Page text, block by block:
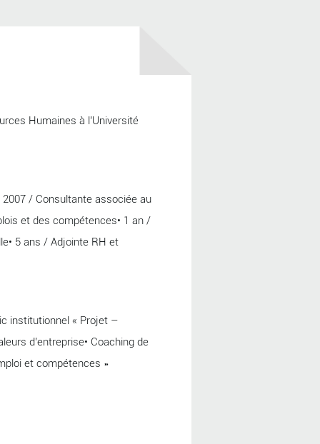
Humaines à l’Université
/ Consultante associée au
et des compétences• 1 an /
5 ans / Adjointe RH et
institutionnel « Projet –
d’entreprise• Coaching de
et compétences »